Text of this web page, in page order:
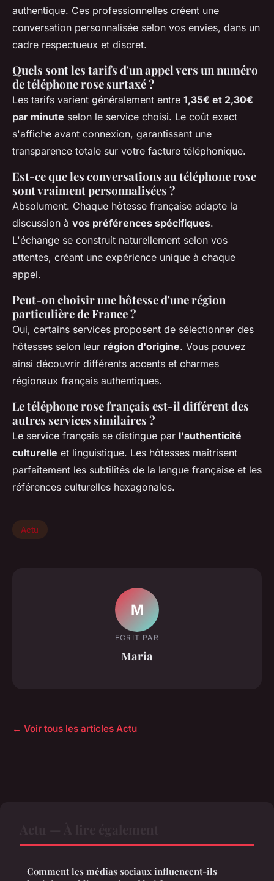
authentique. Ces professionnelles créent une
conversation personnalisée selon vos envies, dans un
cadre respectueux et discret.
Quels sont les tarifs d'un appel vers un numéro
de téléphone rose surtaxé ?
Les tarifs varient généralement entre 1,35€ et 2,30€
par minute selon le service choisi. Le coût exact
s'affiche avant connexion, garantissant une
transparence totale sur votre facture téléphonique.
Est-ce que les conversations au téléphone rose
sont vraiment personnalisées ?
Absolument. Chaque hôtesse française adapte la
discussion à vos préférences spécifiques.
L'échange se construit naturellement selon vos
attentes, créant une expérience unique à chaque
appel.
Peut-on choisir une hôtesse d'une région
particulière de France ?
Oui, certains services proposent de sélectionner des
hôtesses selon leur région d'origine. Vous pouvez
ainsi découvrir différents accents et charmes
régionaux français authentiques.
Le téléphone rose français est-il différent des
autres services similaires ?
Le service français se distingue par l'authenticité
culturelle et linguistique. Les hôtesses maîtrisent
parfaitement les subtilités de la langue française et les
références culturelles hexagonales.
Actu
M
ECRIT PAR
Maria
← Voir tous les articles Actu
Comment les médias sociaux influencent-ils